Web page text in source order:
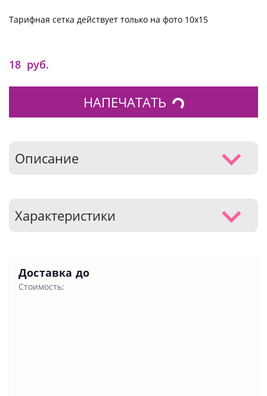
Тарифная сетка действует только на фото 10х15
18 руб.
НАПЕЧАТАТЬ
Описание
Характеристики
Доставка до
Стоимость: